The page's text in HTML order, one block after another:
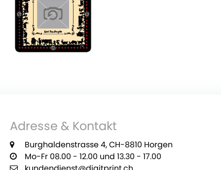
Adresse & Kontakt
Burghaldenstrasse 4, CH-8810 Horgen
Mo-Fr 08.00 - 12.00 und 13.30 - 17.00